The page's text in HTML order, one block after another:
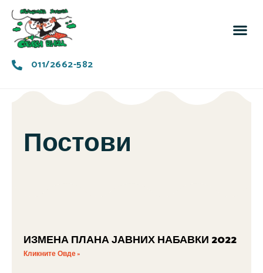
011/2662-582
Постови
ИЗМЕНА ПЛАНА ЈАВНИХ НАБАВКИ 2022
Кликните Овде »